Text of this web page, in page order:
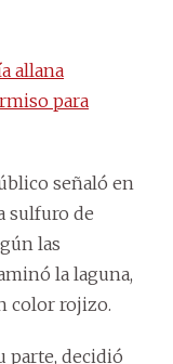
allana
para
señaló en
sulfuro de
las
la laguna,
color rojizo.
parte, decidió